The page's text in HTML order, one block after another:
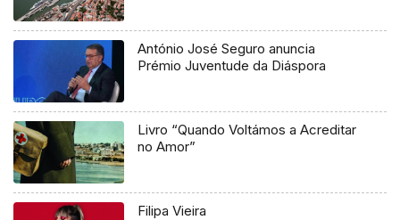
António José Seguro anuncia
Prémio Juventude da Diáspora
Livro “Quando Voltámos a Acreditar
no Amor”
Filipa Vieira